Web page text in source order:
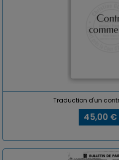
Traduction d'un
45,00 €